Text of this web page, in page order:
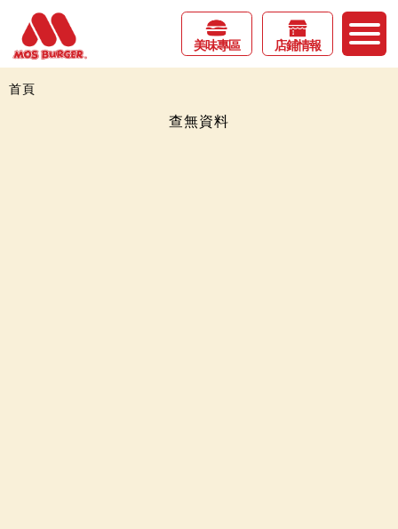
美味專區 店鋪情報
首頁
查無資料